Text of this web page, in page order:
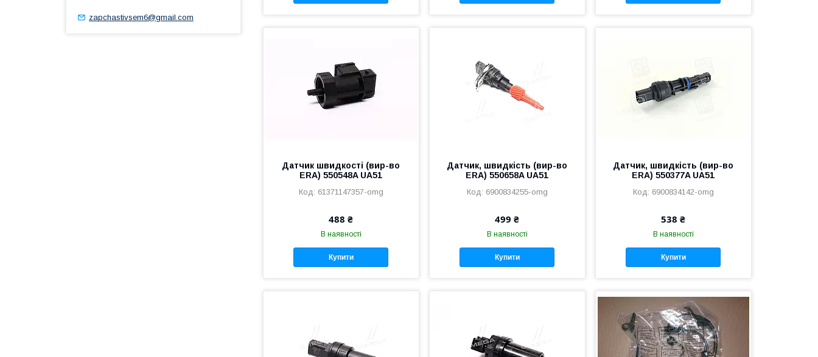
Датчик швидкості (вир-во
ERA) 550548A UA51
61371147357-omg
488 ₴
В наявності
Купити
Датчик, швидкість (вир-во
ERA) 550658A UA51
6900834255-omg
499 ₴
В наявності
Купити
Датчик, швидкість (вир-во
ERA) 550377A UA51
6900834142-omg
538 ₴
В наявності
Купити
zapchastivsem6@gmail.com